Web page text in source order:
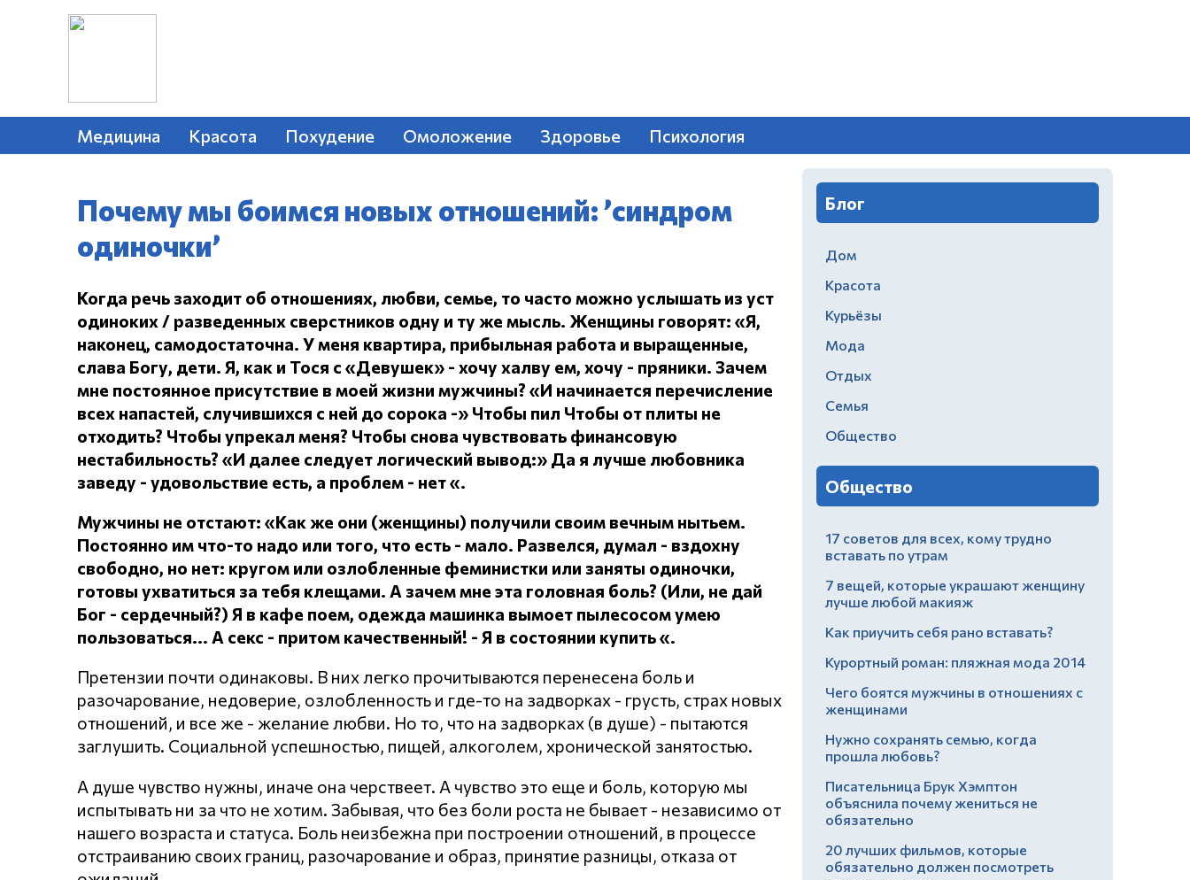
Медицина Красота Похудение Омоложение Здоровье Психология
Почему мы боимся новых отношений: ’синдром
одиночки’
Когда речь заходит об отношениях, любви, семье, то часто можно услышать из уст
одиноких / разведенных сверстников одну и ту же мысль. Женщины говорят: «Я,
наконец, самодостаточна. У меня квартира, прибыльная работа и выращенные,
слава Богу, дети. Я, как и Тося с «Девушек» - хочу халву ем, хочу - пряники. Зачем
мне постоянное присутствие в моей жизни мужчины? «И начинается перечисление
всех напастей, случившихся с ней до сорока -» Чтобы пил Чтобы от плиты не
отходить? Чтобы упрекал меня? Чтобы снова чувствовать финансовую
нестабильность? «И далее следует логический вывод:» Да я лучше любовника
заведу - удовольствие есть, а проблем - нет «.
Мужчины не отстают: «Как же они (женщины) получили своим вечным нытьем.
Постоянно им что-то надо или того, что есть - мало. Развелся, думал - вздохну
свободно, но нет: кругом или озлобленные феминистки или заняты одиночки,
готовы ухватиться за тебя клещами. А зачем мне эта головная боль? (Или, не дай
Бог - сердечный?) Я в кафе поем, одежда машинка вымоет пылесосом умею
пользоваться... А секс - притом качественный! - Я в состоянии купить «.
Претензии почти одинаковы. В них легко прочитываются перенесена боль и
разочарование, недоверие, озлобленность и где-то на задворках - грусть, страх новых
отношений, и все же - желание любви. Но то, что на задворках (в душе) - пытаются
заглушить. Социальной успешностью, пищей, алкоголем, хронической занятостью.
А душе чувство нужны, иначе она черствеет. А чувство это еще и боль, которую мы
испытывать ни за что не хотим. Забывая, что без боли роста не бывает - независимо от
нашего возраста и статуса. Боль неизбежна при построении отношений, в процессе
отстраиванию своих границ, разочарование и образ, принятие разницы, отказа от
Блог
Дом
Красота
Курьёзы
Мода
Отдых
Семья
Общество
Общество
17 советов для всех, кому трудно
вставать по утрам
7 вещей, которые украшают женщину
лучше любой макияж
Как приучить себя рано вставать?
Курортный роман: пляжная мода 2014
Чего боятся мужчины в отношениях с
женщинами
Нужно сохранять семью, когда
прошла любовь?
Писательница Брук Хэмптон
объяснила почему жениться не
обязательно
20 лучших фильмов, которые
обязательно должен посмотреть